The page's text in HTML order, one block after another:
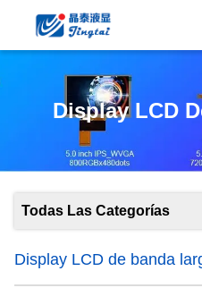
Display LCD
Todas Las Categorías
Display LCD de banda